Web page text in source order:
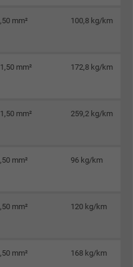
für Website-Analysen.
Website nutzt.
für Website-Analysen.
Website nutzt.
mm² 100,8 kg/km
mm² 172,8 kg/km
mm² 259,2 kg/km
mm² 96 kg/km
mm² 120 kg/km
mm² 168 kg/km